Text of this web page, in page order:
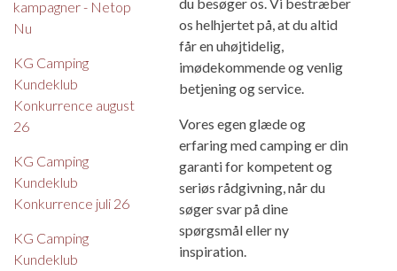
kampagner - Netop
Nu
KG Camping
Kundeklub
Konkurrence august
26
KG Camping
Kundeklub
Konkurrence juli 26
KG Camping
Kundeklub
os helhjertet på, at du altid
får en uhøjtidelig,
imødekommende og venlig
betjening og service.
Vores egen glæde og
erfaring med camping er din
garanti for kompetent og
seriøs rådgivning, når du
søger svar på dine
spørgsmål eller ny
inspiration.